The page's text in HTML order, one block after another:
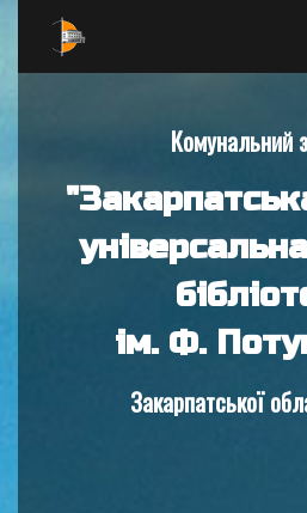
Комунальний
ім. Ф.
Закарпатської